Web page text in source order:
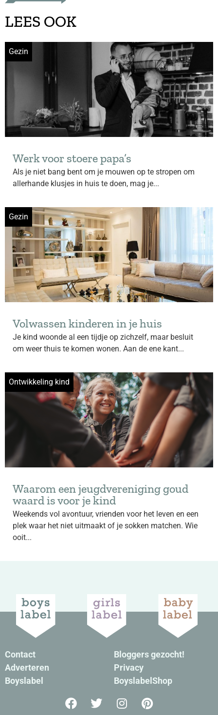
LEES OOK
Gezin
Werk voor stoere papa’s
Als je niet bang bent om je mouwen op te stropen om
allerhande klusjes in huis te doen, mag je...
Gezin
Volwassen kinderen in je huis
Je kind woonde al een tijdje op zichzelf, maar besluit
om weer thuis te komen wonen. Aan de ene kant...
Ontwikkeling kind
Waarom een jeugdvereniging goud
waard is voor je kind
Weekends vol avontuur, vrienden voor het leven en een
plek waar het niet uitmaakt of je sokken matchen. Wie
ooit...
Contact
Adverteren
Boyslabel
Bloggers gezocht!
Privacy
BoyslabelShop